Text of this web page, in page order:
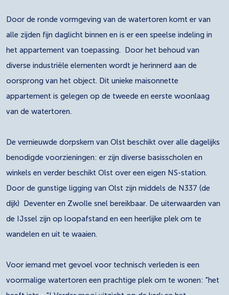
Door de ronde vormgeving van de watertoren komt er van
alle zijden fijn daglicht binnen en is er een speelse indeling in
het appartement van toepassing. Door het behoud van
diverse industriële elementen wordt je herinnerd aan de
oorsprong van het object. Dit unieke maisonnette
appartement is gelegen op de tweede en eerste woonlaag
van de watertoren.
De vernieuwde dorpskern van Olst beschikt over alle dagelijks
benodigde voorzieningen: er zijn diverse basisscholen en
winkels en verder beschikt Olst over een eigen NS-station.
Door de gunstige ligging van Olst zijn middels de N337 (de
dijk) Deventer en Zwolle snel bereikbaar. De uiterwaarden van
de IJssel zijn op loopafstand en een heerlijke plek om te
wandelen en uit te waaien.
Voor iemand met gevoel voor technisch verleden is een
voormalige watertoren een prachtige plek om te wonen: "het